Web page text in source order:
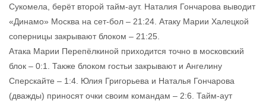
Сукомела, берёт второй тайм-аут. Наталия Гончарова выводит
«Динамо» Москва на сет-бол – 21:24. Атаку Марии Халецкой
соперницы закрывают блоком – 21:25.
Атака Марии Перепёлкиной приходится точно в московский
блок – 0:1. Также блоком гостьи закрывают и Ангелину
Сперскайте – 1:4. Юлия Григорьева и Наталья Гончарова
(дважды) приносят очки своим командам – 2:6. Тайм-аут